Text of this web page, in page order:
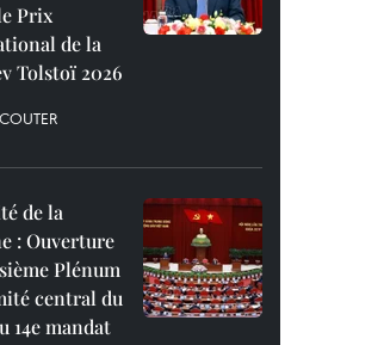
Prix
de la
Tolstoï 2026
de la
: Ouverture
Plénum
central du
14e mandat